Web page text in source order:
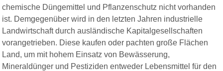
chemische Düngemittel und Pflanzenschutz nicht vorhanden
ist. Demgegenüber wird in den letzten Jahren industrielle
Landwirtschaft durch ausländische Kapitalgesellschaften
vorangetrieben. Diese kaufen oder pachten große Flächen
Land, um mit hohem Einsatz von Bewässerung,
Mineraldünger und Pestiziden entweder Lebensmittel für den